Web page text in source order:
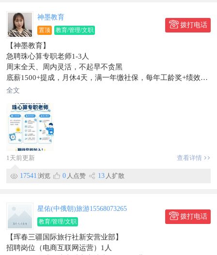
任职要求
1. 会电脑基础操作，打字速度快，会使用聊天软件；有电商客服
经验优先，无经验可培训
2. 心态好，有耐心，情绪稳定，不惧怕客户投诉，沟通表达通顺
3. 做事细心，有责任心，服从排班，能接受电商轮班（有晚班）
4. 了解生鲜农产品电商优先，了解拼多多、抖音、淘宝平台规则
优先
薪资待遇
月休2天，法定福利，简单岗前培训
工作环境室内办公，工作简单上手快
工作地点：悦榕湾
联系电话：131~8091~6353
上班时间：轮班制（早班/晚班，具体面谈）
信息有效期到10月12号
神墨教育
置顶 教育/管理/文职
拨打电话
【神墨教育】
急聘珠心算专职老师1-3人
周末全天、周内灵活，不起早不贪黑
底薪1500+提成，月休4天，满一年缴社保，每年工龄奖+绩效。
完善成长培训平台，零基础可学
​校长电话:151****6616
工作地点珲春
信息有效期到9月15日
全文
1天前更新 查看详情
17541 浏览 0 人点赞 13 人扩散
星佑(中俄朝)旅游15568073265
教育/管理/文职
拨打电话
【珲春三疆国际旅行社新安营业部】
招聘岗位（电商互联网运营）1人